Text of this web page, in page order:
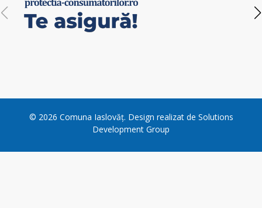
© 2026 Comuna Iaslovăț. Design realizat de Solutions
Development Group